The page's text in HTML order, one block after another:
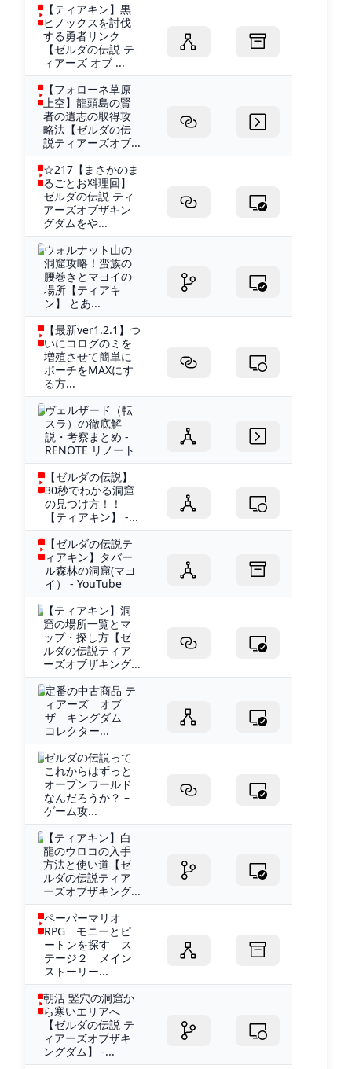
【ティアキン】黒
ヒノックスを討伐
する勇者リンク
【ゼルダの伝説 テ
ィアーズ オブ ...
【フォローネ草原
上空】龍頭島の賢
者の遺志の取得攻
略法【ゼルダの伝
説ティアーズオブ...
☆217【まさかのま
るごとお料理回】
ゼルダの伝説 ティ
アーズオブザキン
グダムをや...
ウォルナット山の
洞窟攻略！蛮族の
腰巻きとマヨイの
場所【ティアキ
ン】 とあ...
【最新ver1.2.1】つ
いにコログのミを
増殖させて簡単に
ポーチをMAXにす
る方...
ヴェルザード（転
スラ）の徹底解
説・考察まとめ -
RENOTE リノート
【ゼルダの伝説】
30秒でわかる洞窟
の見つけ方！！
【ティアキン】 -...
【ゼルダの伝説テ
ィアキン】タバー
ル森林の洞窟(マヨ
イ） - YouTube
【ティアキン】洞
窟の場所一覧とマ
ップ・探し方【ゼ
ルダの伝説ティア
ーズオブザキング...
定番の中古商品 テ
ィアーズ オブ
ザ キングダム
コレクター...
ゼルダの伝説って
これからはずっと
オープンワールド
なんだろうか？ –
ゲーム攻...
【ティアキン】白
龍のウロコの入手
方法と使い道【ゼ
ルダの伝説ティア
ーズオブザキング...
ペーパーマリオ
RPG モニーとピ
ートンを探す ス
テージ２ メイン
ストーリー...
朝活 竪穴の洞窟か
ら寒いエリアへ
【ゼルダの伝説 テ
ィアーズオブザキ
ングダム】 -...